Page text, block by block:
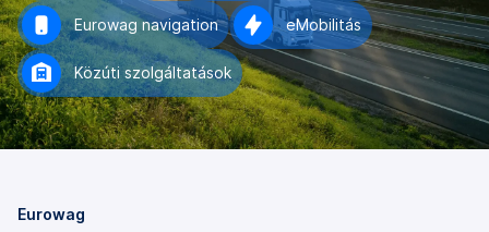
Eurowag navigation eMobilitás
Közúti szolgáltatások
Eurowag